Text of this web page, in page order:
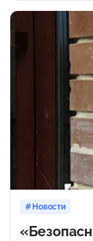
Новости